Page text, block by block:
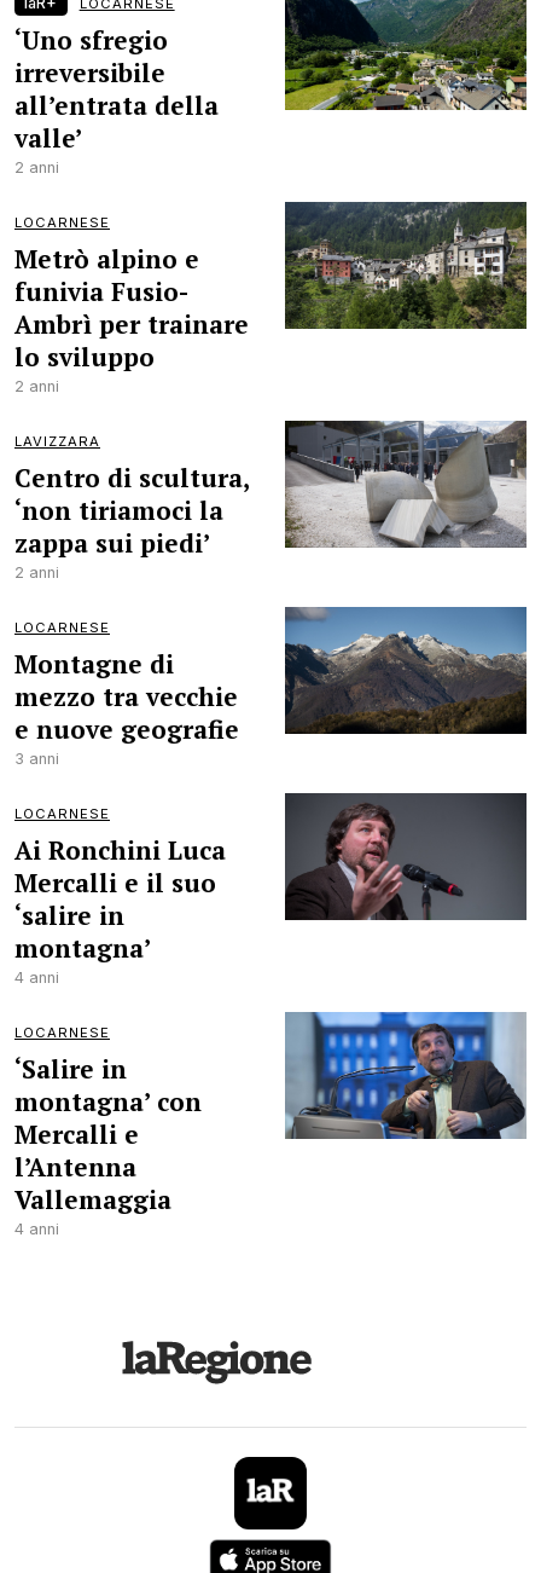
LOCARNESE
‘Uno sfregio
irreversibile
all’entrata della
valle’
2 anni
LOCARNESE
Metrò alpino e
funivia Fusio-
Ambrì per trainare
lo sviluppo
2 anni
LAVIZZARA
Centro di scultura,
‘non tiriamoci la
zappa sui piedi’
2 anni
LOCARNESE
Montagne di
mezzo tra vecchie
e nuove geografie
3 anni
LOCARNESE
Ai Ronchini Luca
Mercalli e il suo
‘salire in
montagna’
4 anni
LOCARNESE
‘Salire in
montagna’ con
Mercalli e
l’Antenna
Vallemaggia
4 anni